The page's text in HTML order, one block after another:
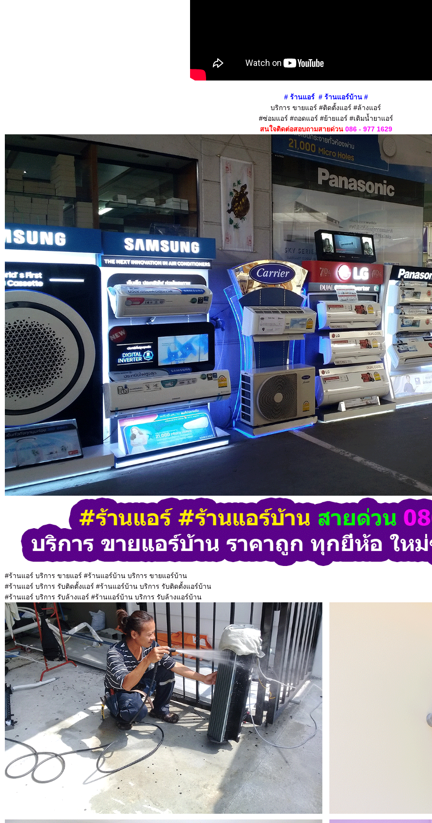
# ร้านแอร์ # ร้านแอร์บ้าน #
บริการ ขายแอร์ #ติดตั้งแอร์ #ล้างแอร์
#ซ่อมแอร์ #ถอดแอร์ #ย้ายแอร์ #เติมน้ำยาแอร์
สนใจติดต่อสอบถามสายด่วน 086 - 977 1629
#ร้านแอร์ บริการ ขายแอร์ #ร้านแอร์บ้าน บริการ ขายแอร์บ้าน
#ร้านแอร์ บริการ รับติดตั้งแอร์ #ร้านแอร์บ้าน บริการ รับติดตั้งแอร์บ้าน
#ร้านแอร์ บริการ รับล้างแอร์ #ร้านแอร์บ้าน บริการ รับล้างแอร์บ้าน